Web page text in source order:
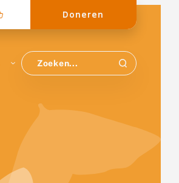
Doneren